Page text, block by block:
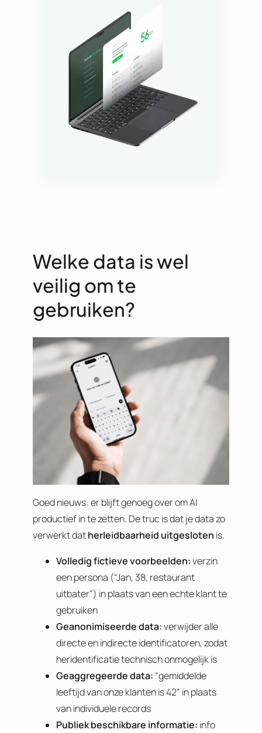
Welke data is wel
veilig om te
gebruiken?
Goed nieuws: er blijft genoeg over om AI
productief in te zetten. De truc is dat je data zo
verwerkt datherleidbaarheid uitgesloten is.
Volledig fictieve voorbeelden:verzin
een persona (“Jan, 38, restaurant
uitbater”) in plaats van een echte klant te
gebruiken
Geanonimiseerde data:verwijder alle
directe en indirecte identificatoren, zodat
heridentificatie technisch onmogelijk is
Geaggregeerde data: “gemiddelde
leeftijd van onze klanten is 42” in plaats
van individuele records
Publiek beschikbare informatie: info